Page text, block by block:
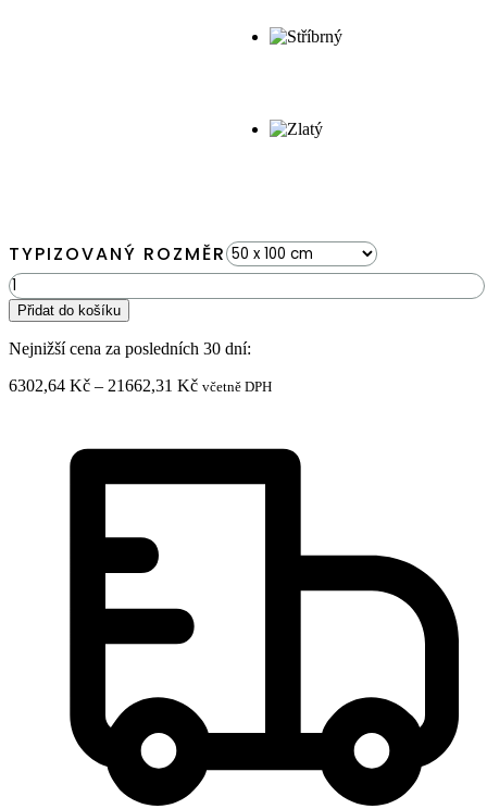
TYPIZOVANÝ ROZMĚR
Mechový
obraz
Elipsa
ROSTLINY
Mesia
množství
Přidat do košíku
Nejnižší cena za posledních 30 dní:
6302,64 Kč – 21662,31 KčRozpětí
včetně DPH